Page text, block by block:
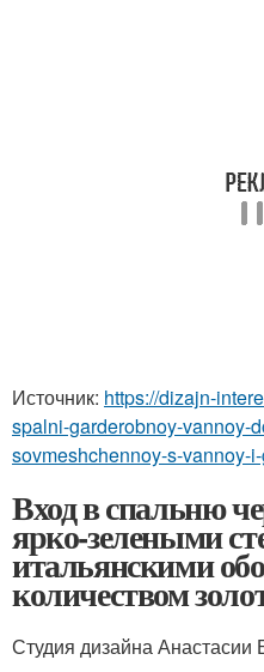
Источник: https://dizajn-
spalni-garderobnoy-vannoy-
sovmeshchennoy-s-vannoy-
Вход в спальню
ярко-зелеными
итальянскими
количеством
Студия дизайна